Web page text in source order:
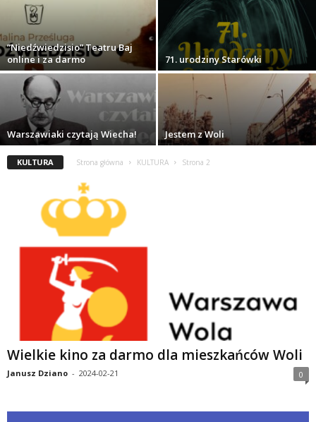
”Niedźwiedzisio” Teatru Baj
online i za darmo
71. urodziny Starówki
Warszawiaki czytają Wiecha! Jestem z Woli
KULTURA Strona główna KULTURA Strona 2
Wielkie kino za darmo dla mieszkańców Woli
Janusz Dziano - 2024-02-21 0